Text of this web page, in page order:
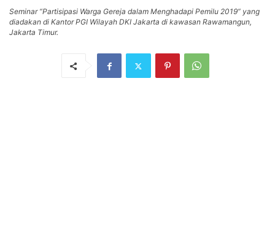
Seminar “Partisipasi Warga Gereja dalam Menghadapi Pemilu 2019” yang
diadakan di Kantor PGI Wilayah DKI Jakarta di kawasan Rawamangun,
Jakarta Timur.